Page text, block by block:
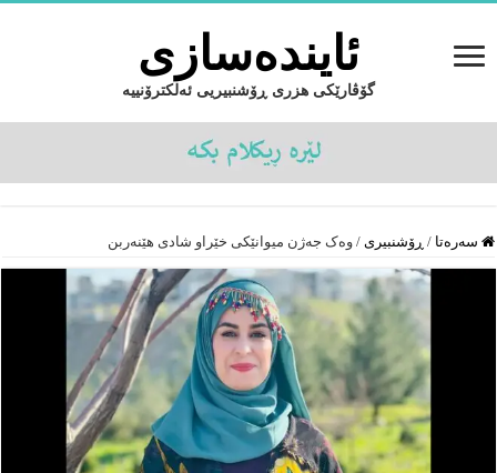
ئایندەسازى
گۆڤارێکی هزری ڕۆشنبیریی ئەلکترۆنییە
سەرەتا / ڕۆشنبیرى / وەک جەژن میوانێکی خێراو شادی هێنەربن